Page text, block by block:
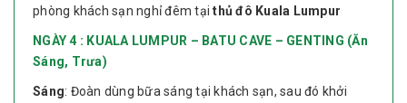
phòng khách sạn nghỉ đêm tạithủ đô Kuala Lumpur
NGÀY4 : KUALA LUMPUR – BATU CAVE – GENTING (Ăn
Sáng, Trưa)
Sáng: Đoàn dùng bữa sáng tại khách sạn, sau đó khởi